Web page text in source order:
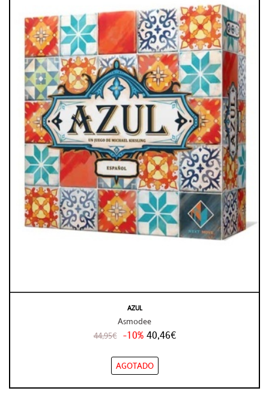
AZUL
Asmodee
44,95€ -10% 40,46€
AGOTADO